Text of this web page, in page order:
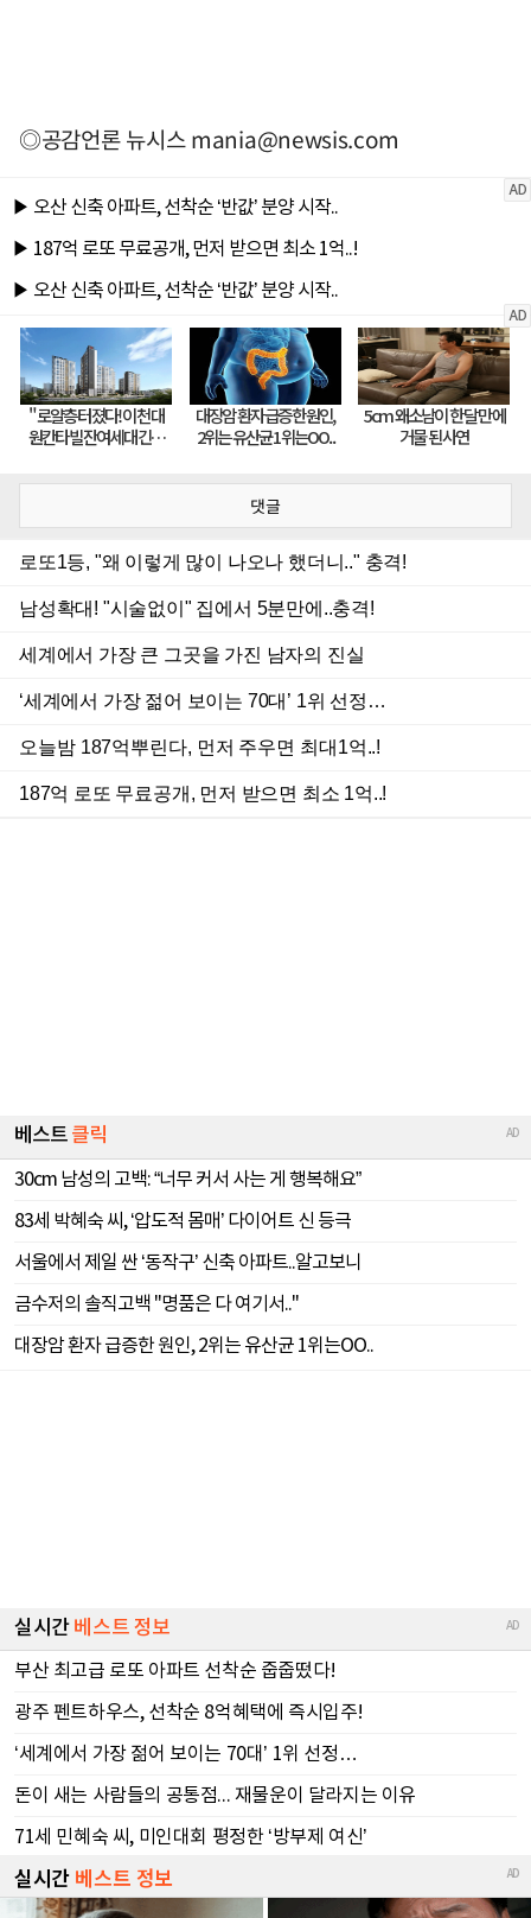
◎공감언론 뉴시스mania@newsis.com
댓글